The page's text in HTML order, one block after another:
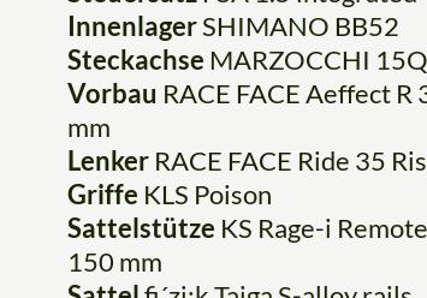
InnenlagerSHIMANO BB52
Steckachse MARZOCCHI
Vorbau RACE FACE Aeffect
mm
Lenker RACE FACE Ride 35
Griffe KLS Poison
Sattelstütze KS Rage-i
150 mm